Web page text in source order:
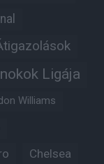
Ligája
Williams
Chelsea